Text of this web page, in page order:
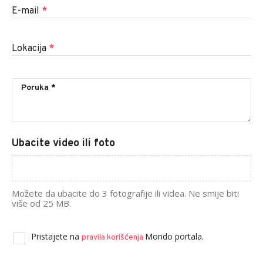
E-mail *
Lokacija *
Ubacite video ili foto
Možete da ubacite do 3 fotografije ili videa. Ne smije biti
više od 25 MB.
Pristajete na pravila korišćenja Mondo portala.